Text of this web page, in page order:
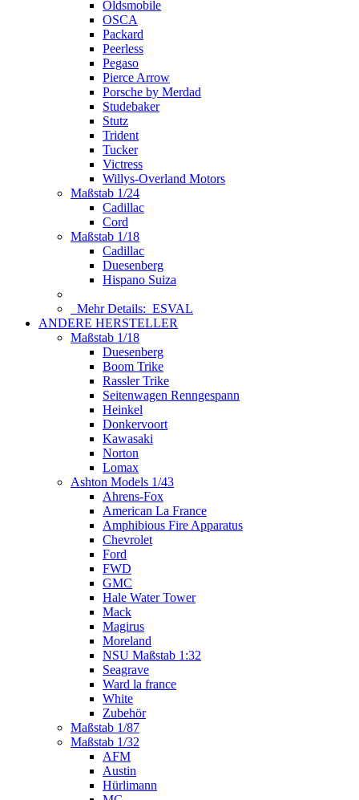
Oldsmobile
OSCA
Packard
Peerless
Pegaso
Pierce Arrow
Porsche by Merdad
Studebaker
Stutz
Trident
Tucker
Victress
Willys-Overland Motors
Maßstab 1/24
Cadillac
Cord
Maßstab 1/18
Cadillac
Duesenberg
Hispano Suiza
Mehr Details: ESVAL
ANDERE HERSTELLER
Maßstab 1/18
Duesenberg
Boom Trike
Rassler Trike
Seitenwagen Renngespann
Heinkel
Donkervoort
Kawasaki
Norton
Lomax
Ashton Models 1/43
Ahrens-Fox
American La France
Amphibious Fire Apparatus
Chevrolet
Ford
FWD
GMC
Hale Water Tower
Mack
Magirus
Moreland
NSU Maßstab 1:32
Seagrave
Ward la france
White
Zubehör
Maßstab 1/87
Maßstab 1/32
AFM
Austin
Hürlimann